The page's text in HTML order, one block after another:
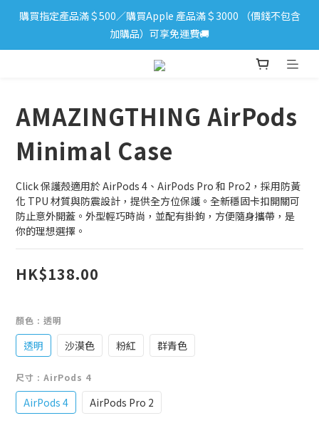
iPhone 17 系列新登場！立即訂購
購買指定產品滿＄500／購買Apple 產品滿＄3000 （價錢不包含
加購品）可享免運費🚚
iPhone 17 系列新登場！立即訂購
AMAZINGTHING AirPods
Minimal Case
Click 保護殼適用於 AirPods 4、AirPods Pro 和 Pro2，採用防黃
化 TPU 材質與防震設計，提供全方位保護。全新穩固卡扣開關可
防止意外開蓋。外型輕巧時尚，並配有掛鉤，方便隨身攜帶，是
你的理想選擇。
HK$138.00
顏色 : 透明
透明 沙漠色 粉紅 群青色
尺寸 : AirPods 4
AirPods 4 AirPods Pro 2